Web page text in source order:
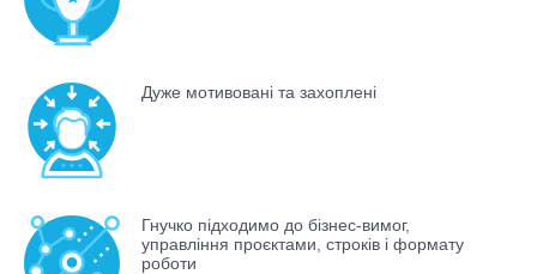
Дуже мотивовані та захоплені
Гнучко підходимо до бізнес-вимог,
управління проєктами, строків і формату
роботи